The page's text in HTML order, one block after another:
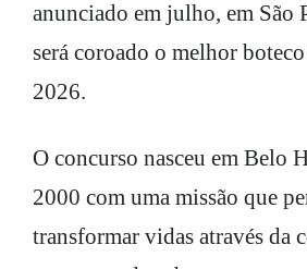
anunciado em julho, em São
será coroado o melhor
2026.
O concurso nasceu em Belo
2000 com uma missão que
transformar vidas através da